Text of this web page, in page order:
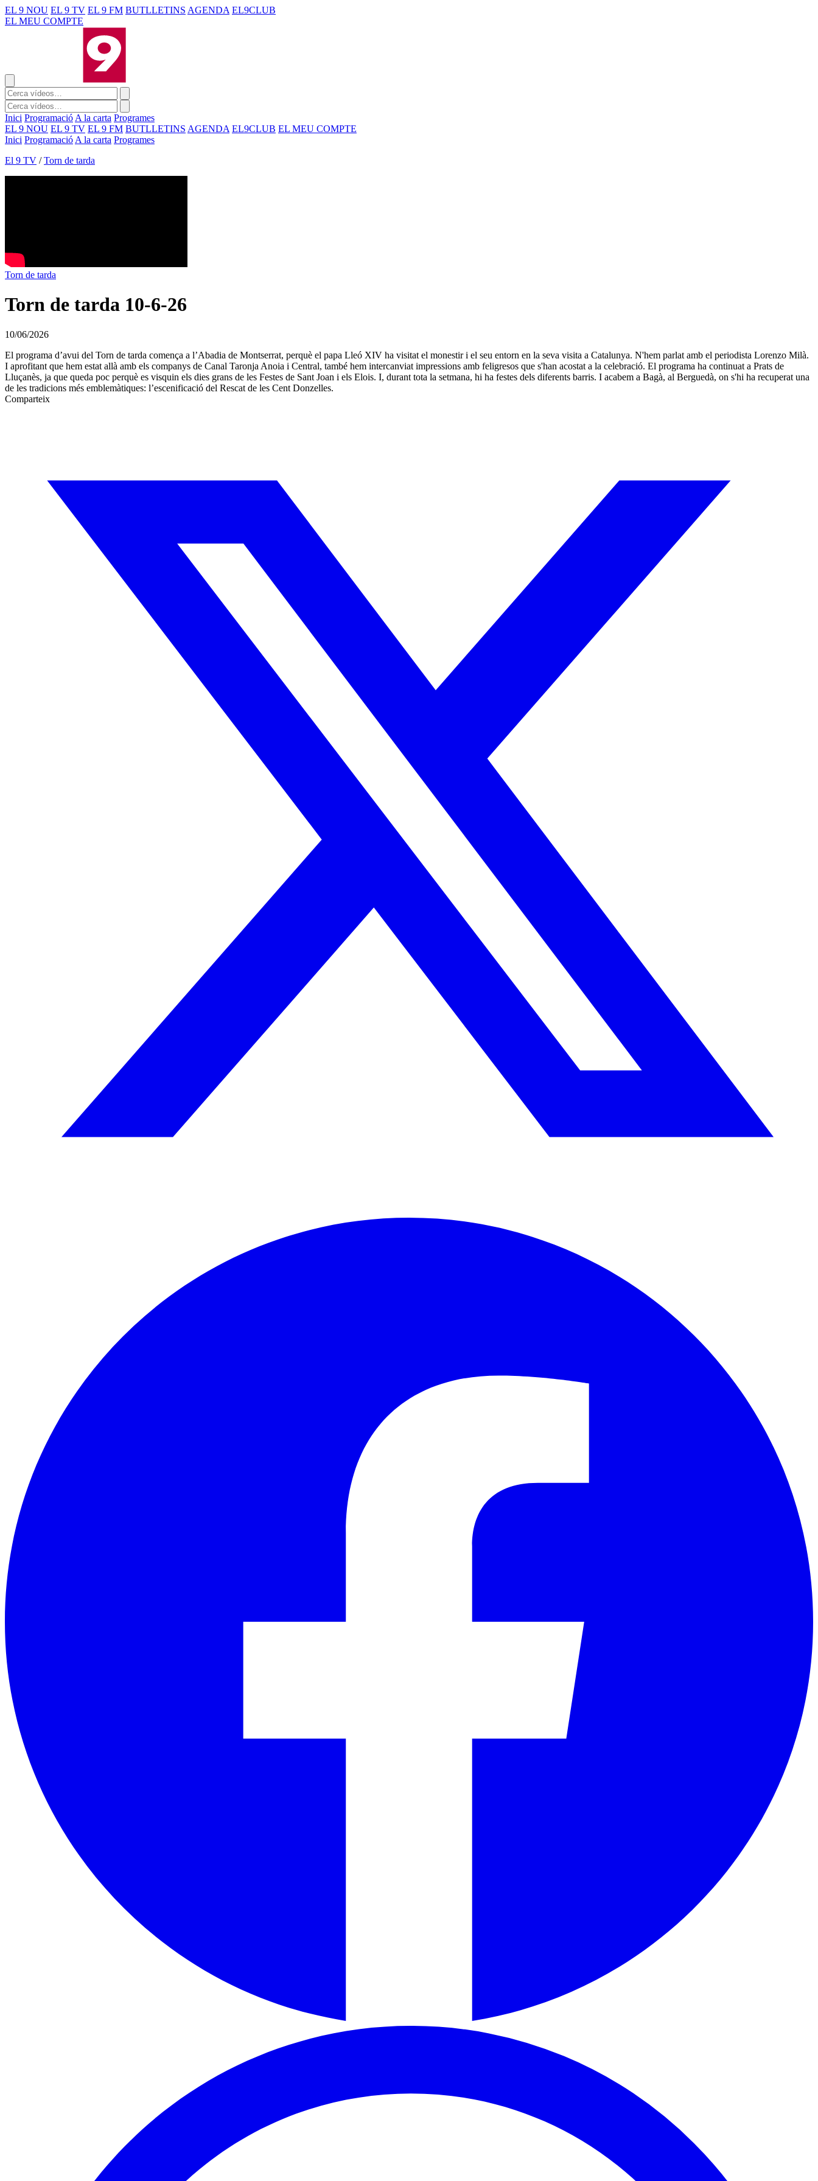
EL 9 NOU EL 9 TV EL 9 FM BUTLLETINS AGENDA EL9CLUB
EL MEU COMPTE
Inici Programació A la carta Programes
EL 9 NOU EL 9 TV EL 9 FM BUTLLETINS AGENDA EL9CLUB EL MEU COMPTE
Inici Programació A la carta Programes
El 9 TV / Torn de tarda
Torn de tarda
Torn de tarda 10-6-26
10/06/2026
El programa d’avui del Torn de tarda comença a l’Abadia de Montserrat, perquè el papa Lleó XIV ha visitat el monestir i el seu entorn en la seva visita a Catalunya. N'hem parlat amb el periodista Lorenzo Milà.
I aprofitant que hem estat allà amb els companys de Canal Taronja Anoia i Central, també hem intercanviat impressions amb feligresos que s'han acostat a la celebració. El programa ha continuat a Prats de
Lluçanès, ja que queda poc perquè es visquin els dies grans de les Festes de Sant Joan i els Elois. I, durant tota la setmana, hi ha festes dels diferents barris. I acabem a Bagà, al Berguedà, on s'hi ha recuperat una
de les tradicions més emblemàtiques: l’escenificació del Rescat de les Cent Donzelles.
Comparteix